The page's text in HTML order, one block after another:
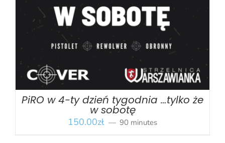
PiRO w 4-ty dzień tygodnia …tylko że
w sobotę
150.00zł 90 minutes